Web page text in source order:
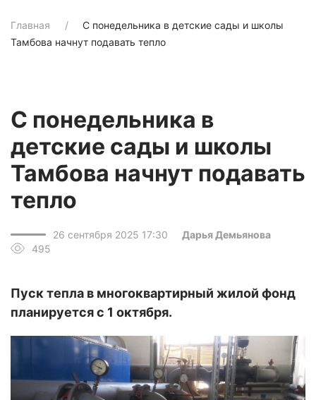
Главная
С понедельника в детские сады и школы
Тамбова начнут подавать тепло
С понедельника в
детские сады и школы
Тамбова начнут подавать
тепло
26 сентября 2025 17:30
Дарья Демьянова
495
Пуск тепла в многоквартирный жилой фонд
планируется с 1 октября.